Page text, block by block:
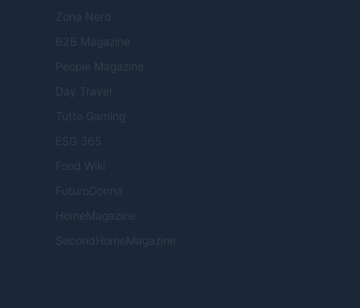
Zona Nerd
B2B Magazine
People Magazine
Day Travel
Tutto Gaming
ESG 365
Food Wiki
FuturoDonna
HomeMagazine
SecondHomeMagazine